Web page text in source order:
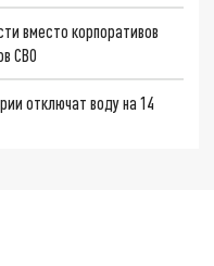
вместо корпоративов
СВО
отключат воду на 14